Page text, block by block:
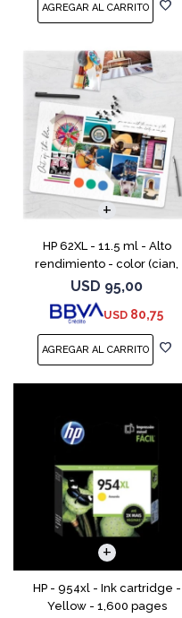
HP 62XL - 11.5 ml - Alto
rendimiento - color (cian,
magenta, amarillo) - original
- cartucho de tinta - para
ENVY 55XX, 56XX, 76
USD 95,00
USD 80,75
HP - 954xl - Ink cartridge -
Yellow - 1,600 pages